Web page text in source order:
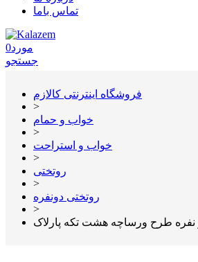
تماس باما
0مورد
جستجو
فروشگاه اینترنتی کالازم
>
خواب و حمام
>
خواب و استراحت
>
روتختی
>
روتختی دونفره
>